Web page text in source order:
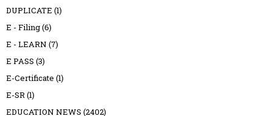
DUPLICATE (1)
E - Filing(6)
E - LEARN (7)
E PASS (3)
E-Certificate (1)
E-SR(1)
EDUCATION NEWS (2402)